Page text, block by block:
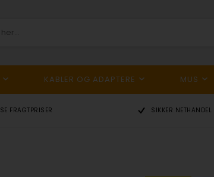
KABLER OG ADAPTERE MUS
SE FRAGTPRISER SIKKER NETHANDEL